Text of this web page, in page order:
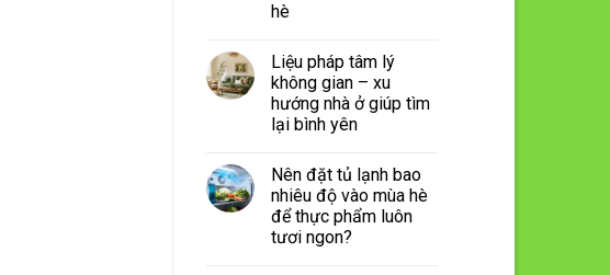
hè
Liệu pháp tâm lý
không gian – xu
hướng nhà ở giúp tìm
lại bình yên
Nên đặt tủ lạnh bao
nhiêu độ vào mùa hè
để thực phẩm luôn
tươi ngon?